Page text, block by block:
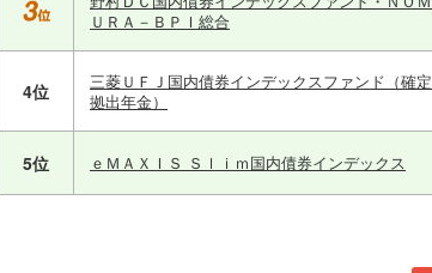
ＵＲＡ－ＢＰＩ総合
4位
三菱ＵＦＪ国内債券インデックスファンド（確定
拠出年金）
5位 ｅＭＡＸＩＳ Ｓｌｉｍ国内債券インデックス